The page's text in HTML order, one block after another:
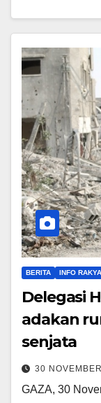
BERITA INFO
Delegasi
adakan
senjata
30
GAZA, 30